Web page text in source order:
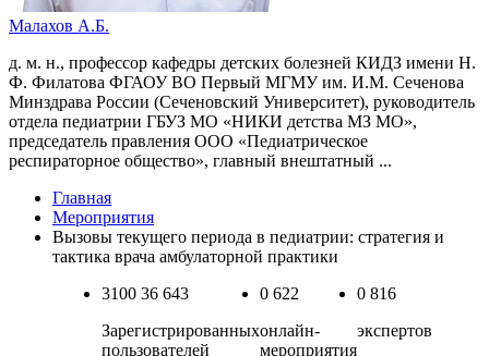
Малахов А.Б.
д. м. н., профессор кафедры детских болезней КИДЗ имени Н.
Ф. Филатова ФГАОУ ВО Первый МГМУ им. И.М. Сеченова
Минздрава России (Сеченовский Университет), руководитель
отдела педиатрии ГБУЗ МО «НИКИ детства МЗ МО»,
председатель правления ООО «Педиатрическое
респираторное общество», главный внештатный ...
Главная
Мероприятия
Вызовы текущего периода в педиатрии: стратегия и
тактика врача амбулаторной практики
3100 36 643
Зарегистрированных
пользователей
0 622
онлайн-
мероприятия
0 816
экспертов